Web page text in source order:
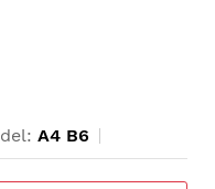
A4 B6